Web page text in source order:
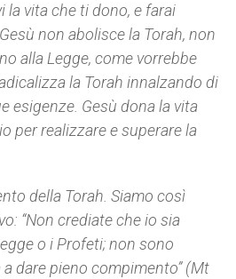
la vita che ti dono, e farai
non abolisce la Torah, non
alla Legge, come vorrebbe
la Torah innalzando di
esigenze. Gesù dona la vita
per realizzare e superare la
della Torah Siamo così
“Non crediate che io sia
o i Profeti; non sono
dare pieno compimento” (Mt